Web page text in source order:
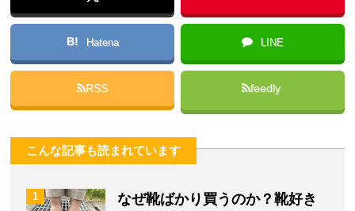
B! Hatena LINE
RSS feedly
こんな記事も読まれています
1
なぜ靴ばかり買うのか？靴好き